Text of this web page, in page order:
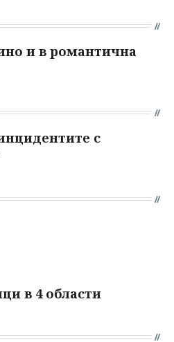
и в романтична
с
в 4 области